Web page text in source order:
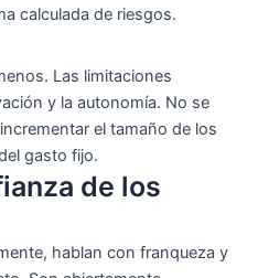
calculada de riesgos.
Las limitaciones
y la autonomía. No se
el tamaño de los
gasto fijo.
de los
hablan con franqueza y